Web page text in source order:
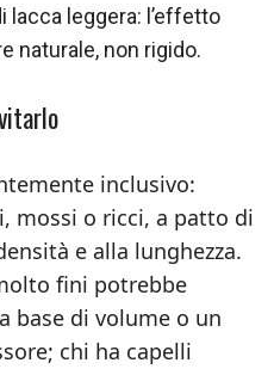
lacca leggera: l’effetto
naturale, non rigido.
inclusivo:
mossi o ricci, a patto di
e alla lunghezza.
fini potrebbe
base di volume o un
chi ha capelli